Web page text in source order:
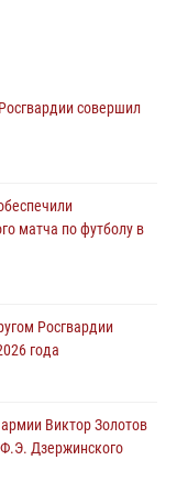
и
по футболу в
к
сердцу»
подозреваемых в
совершил
матча по футболу в
Росгвардии
года
Виктор Золотов
Дзержинского